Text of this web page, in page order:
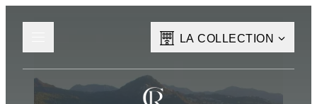
LA COLLECTION